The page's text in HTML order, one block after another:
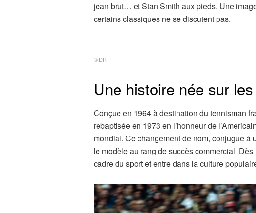
jean brut… et Stan Smith aux pieds. Une
certains classiques ne se discutent pas.
© DR
Une histoire née sur
Conçue en 1964 à destination du tennisman
rebaptisée en 1973 en l’honneur de
mondial. Ce changement de nom, conjugué
le modèle au rang de succès commercial.
cadre du sport et entre dans la culture